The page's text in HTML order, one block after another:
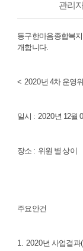
관리
본문
동구한마음종합복
개합니다.
< 2020년 4차 운영
일시 : 2020년 12월
장소 : 위원 별 상이
주요안건
1. 2020년 사업결과